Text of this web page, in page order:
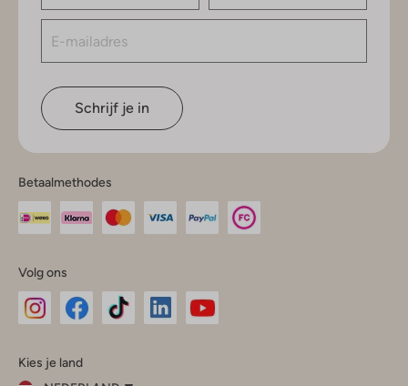
Schrijf je in
Betaalmethodes
Volg ons
InstagramFacebook
Kies je land